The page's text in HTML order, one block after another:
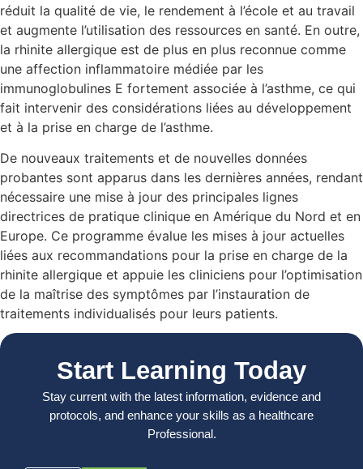
réduit la qualité de vie, le rendement à l’école et au travail
et augmente l’utilisation des ressources en santé. En outre,
la rhinite allergique est de plus en plus reconnue comme
une affection inflammatoire médiée par les
immunoglobulines E fortement associée à l’asthme, ce qui
fait intervenir des considérations liées au développement
et à la prise en charge de l’asthme.
De nouveaux traitements et de nouvelles données
probantes sont apparus dans les dernières années, rendant
nécessaire une mise à jour des principales lignes
directrices de pratique clinique en Amérique du Nord et en
Europe. Ce programme évalue les mises à jour actuelles
liées aux recommandations pour la prise en charge de la
rhinite allergique et appuie les cliniciens pour l’optimisation
de la maîtrise des symptômes par l’instauration de
traitements individualisés pour leurs patients.
Start Learning Today
Stay current with the latest information, evidence and
protocols, and enhance your skills as a healthcare
Professional.